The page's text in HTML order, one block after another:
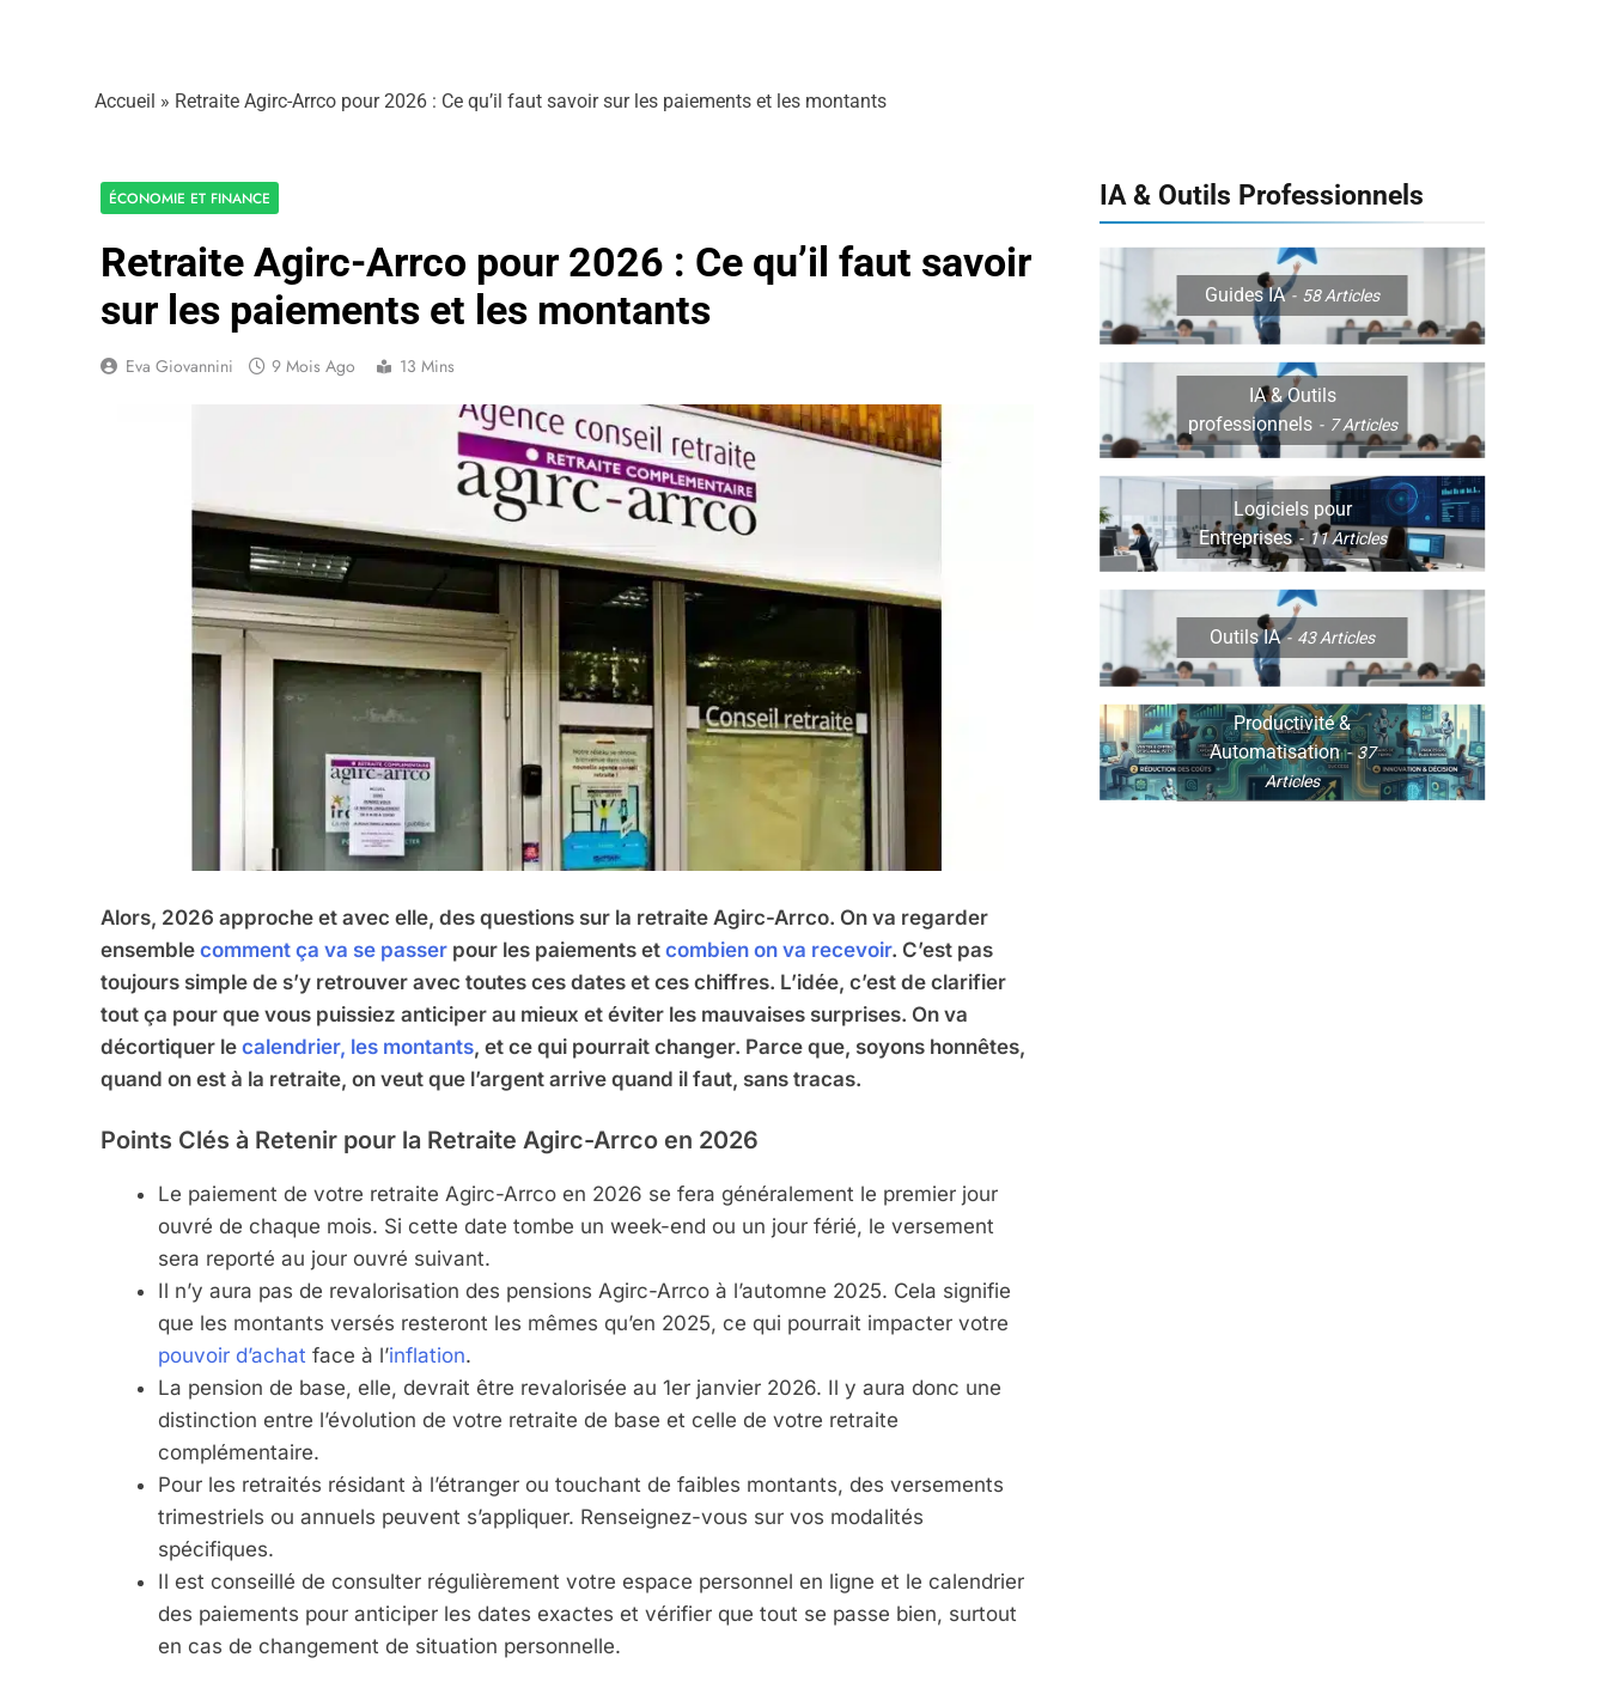
Accueil » Retraite Agirc-Arrco pour 2026 : Ce qu’il faut savoir sur les paiements et les montants
ÉCONOMIE ET FINANCE
Retraite Agirc-Arrco pour 2026 : Ce qu’il faut savoir
sur les paiements et les montants
Eva Giovannini 9 Mois Ago 13 Mins
Alors, 2026 approche et avec elle, des questions sur la retraite Agirc-Arrco. On va regarder
ensemble comment ça va se passerpour les paiements et combien on va recevoir. C’est pas
toujours simple de s’y retrouver avec toutes ces dates et ces chiffres. L’idée, c’est de clarifier
tout ça pour que vous puissiez anticiper au mieux et éviter les mauvaises surprises. On va
décortiquer le calendrier, les montants, et ce qui pourrait changer. Parce que, soyons honnêtes,
quand on est à la retraite, on veut que l’argent arrive quand il faut, sans tracas.
Points Clés à Retenir pour la Retraite Agirc-Arrco en 2026
Le paiement de votre retraite Agirc-Arrco en 2026 se fera généralement le premier jour
ouvré de chaque mois. Si cette date tombe un week-end ou un jour férié, le versement
sera reporté au jour ouvré suivant.
Il n’y aura pas de revalorisation des pensions Agirc-Arrco à l’automne 2025. Cela signifie
que les montants versés resteront les mêmes qu’en 2025, ce qui pourrait impacter votre
pouvoir d’achat face à l’inflation.
La pension de base, elle, devrait être revalorisée au 1er janvier 2026. Il y aura donc une
distinction entre l’évolution de votre retraite de base et celle de votre retraite
complémentaire.
Pour les retraités résidant à l’étranger ou touchant de faibles montants, des versements
trimestriels ou annuels peuvent s’appliquer. Renseignez-vous sur vos modalités
spécifiques.
Il est conseillé de consulter régulièrement votre espace personnel en ligne et le calendrier
des paiements pour anticiper les dates exactes et vérifier que tout se passe bien, surtout
en cas de changement de situation personnelle.
IA & Outils Professionnels
Guides IA 58Articles
IA & Outils
professionnels
7Articles
Logiciels pour
Entreprises
11Articles
Outils IA 43Articles
Productivité &
Automatisation
37
Articles